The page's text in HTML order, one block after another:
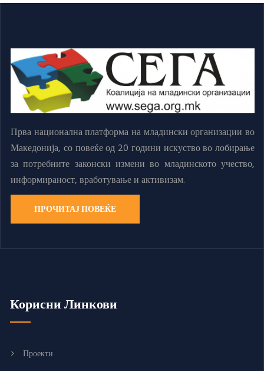
Прва национална платформа на младински организации во
Македонија, со повеќе од 20 години искуство во лобирање
за потребните законски измени во младинското учество,
информираност, вработување и активизам.
ПРОЧИТАЈ ПОВЕЌЕ
Корисни Линкови
Проекти